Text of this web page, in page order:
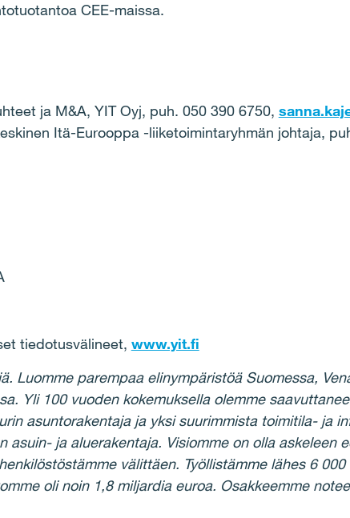
CEE-maissa.
ja M&A, YIT Oyj, puh. 050 390 6750,
Itä-Eurooppa -liiketoimintaryhmän johtaja,
tiedotusvälineet, www.yit.fi
Luomme parempaa elinympäristöä Suomessa,
Yli 100 vuoden kokemuksella olemme
asuntorakentaja ja yksi suurimmista toimitila- ja
asuin- ja aluerakentaja. Visiomme on olla askeleen
välittäen. Työllistämme lähes 6
oli noin 1,8 miljardia euroa. Osakkeemme